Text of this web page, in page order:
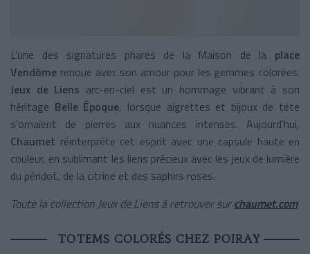
L’une des signatures phares de la Maison de la place
Vendôme renoue avec son amour pour les gemmes colorées.
Jeux de Liens arc-en-ciel est un hommage vibrant à son
héritage Belle Époque, lorsque aigrettes et bijoux de tête
s’ornaient de pierres aux nuances intenses. Aujourd’hui,
Chaumet réinterprète cet esprit avec une capsule haute en
couleur, en sublimant les liens précieux avec les jeux de lumière
du péridot, de la citrine et des saphirs roses.
Toute la collection Jeux de Liens à retrouver surchaumet.com
TOTEMS COLORÉS CHEZ POIRAY